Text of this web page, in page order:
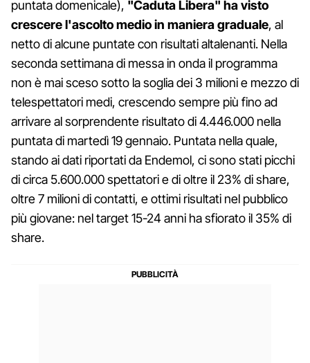
puntata domenicale), "Caduta Libera" ha visto
crescere l'ascolto medio in maniera graduale, al
netto di alcune puntate con risultati altalenanti. Nella
seconda settimana di messa in onda il programma
non è mai sceso sotto la soglia dei 3 milioni e mezzo di
telespettatori medi, crescendo sempre più fino ad
arrivare al sorprendente risultato di 4.446.000 nella
puntata di martedì 19 gennaio. Puntata nella quale,
stando ai dati riportati da Endemol, ci sono stati picchi
di circa 5.600.000 spettatori e di oltre il 23% di share,
oltre 7 milioni di contatti, e ottimi risultati nel pubblico
più giovane: nel target 15-24 anni ha sfiorato il 35% di
share.